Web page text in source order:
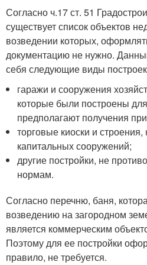
Согласно ч.17 ст. 51
существует список объектов
возведении которых,
документацию не нужно.
себя следующие виды
гаражи и сооружения
которые были построены
предполагают получения
торговые киоски и
капитальных сооружений;
другие постройки, не
нормам.
Согласно перечню, баня,
возведению на загородном
является коммерческим
Поэтому для ее постройки
правило, не требуется.